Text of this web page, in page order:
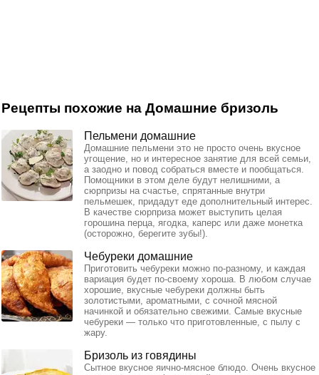
Рецепты похожие на Домашние бризоль
Пельмени домашние
Домашние пельмени это не просто очень вкусное
угощение, но и интересное занятие для всей семьи,
а заодно и повод собраться вместе и пообщаться.
Помощники в этом деле будут нелишними, а
сюрпризы на счастье, спрятанные внутри
пельмешек, придадут еде дополнительный интерес.
В качестве сюрприза может выступить целая
горошина перца, ягодка, каперс или даже монетка
(осторожно, берегите зубы!).
Чебуреки домашние
Приготовить чебуреки можно по-разному, и каждая
вариация будет по-своему хороша. В любом случае
хорошие, вкусные чебуреки должны быть
золотистыми, ароматными, с сочной мясной
начинкой и обязательно свежими. Самые вкусные
чебуреки — только что приготовленные, с пылу с
жару.
Бризоль из говядины
Сытное вкусное яично-мясное блюдо. Очень вкусное